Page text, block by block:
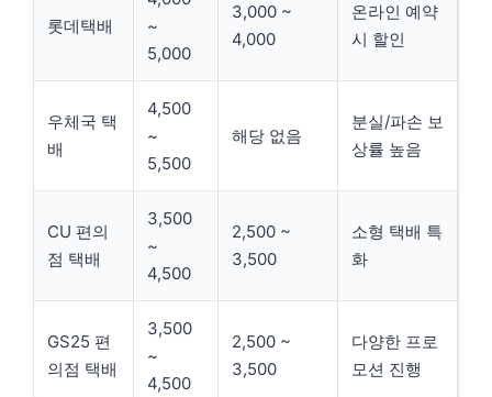
롯데택배
~
5,000
3,000 ~
4,000
온라인 예약
시 할인
우체국 택
배
4,500
~
5,500
해당 없음
분실/파손 보
상률 높음
CU 편의
점 택배
3,500
~
4,500
2,500 ~
3,500
소형 택배 특
화
GS25 편
의점 택배
3,500
~
4,500
2,500 ~
3,500
다양한 프로
모션 진행